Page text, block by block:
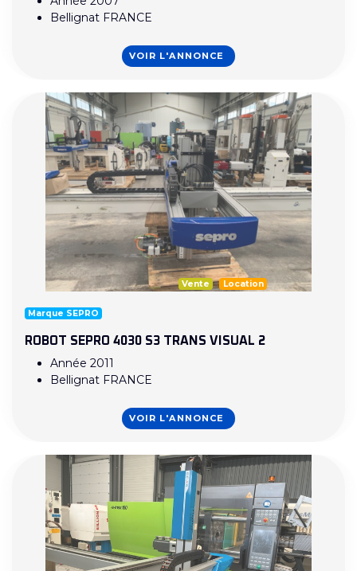
Bellignat FRANCE
VOIR L'ANNONCE
Vente Location
Marque SEPRO
ROBOT SEPRO 4030 S3 TRANS VISUAL 2
Année 2011
Bellignat FRANCE
VOIR L'ANNONCE